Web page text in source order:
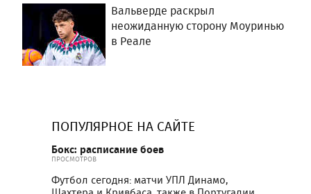
Вальверде раскрыл
неожиданную сторону Моуринью
в Реале
ПОПУЛЯРНОЕ НА САЙТЕ
Бокс: расписание боев
ПРОСМОТРОВ
Футбол сегодня: матчи УПЛ Динамо,